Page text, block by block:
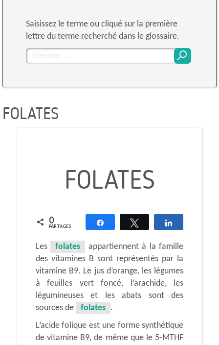
Saisissez le terme ou cliqué sur la première
lettre du terme recherché dans le glossaire.
Chercher
pour
FOLATES
FOLATES
0
PARTAGES Partagez Tweetez
Les folates
appartiennent à la famille
des vitamines B sont représentés par la
vitamine B9. Le jus d’orange, les légumes
à feuilles vert foncé, l’arachide, les
légumineuses et les abats sont des
sources de
folates .
L’acide folique est une forme synthétique
de vitamine B9, de même que le 5-MTHF